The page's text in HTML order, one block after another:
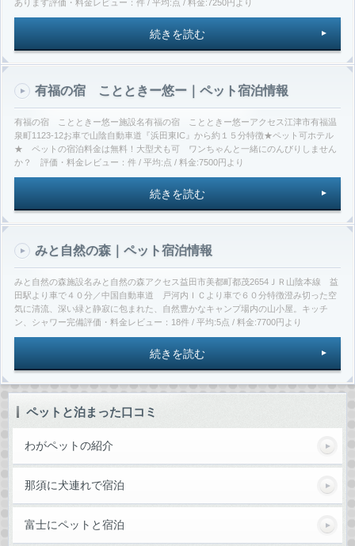
あります評価・料金レビュー：件 / 平均:点 / 料金:7250円より
続きを読む
有福の宿 ことときー悠ー｜ペット宿泊情報
有福の宿 ことときー悠ー施設名有福の宿 ことときー悠ーアクセス江津市有福温
泉町1123-12お車で山陰自動車道『浜田東IC』から約１５分特徴★ペット可ホテル
★ ペットの宿泊料金は無料！大型犬も可 ワンちゃんと一緒にのんびりしません
か？ 評価・料金レビュー：件 / 平均:点 / 料金:7500円より
続きを読む
みと自然の森｜ペット宿泊情報
みと自然の森施設名みと自然の森アクセス益田市美都町都茂2654ＪＲ山陰本線 益
田駅より車で４０分／中国自動車道 戸河内ＩＣより車で６０分特徴澄み切った空
気に清流、深い緑と静寂に包まれた、自然豊かなキャンプ場内の山小屋。キッチ
ン、シャワー完備評価・料金レビュー：18件 / 平均:5点 / 料金:7700円より
続きを読む
ペットと泊まった口コミ
わがペットの紹介
那須に犬連れで宿泊
富士にペットと宿泊